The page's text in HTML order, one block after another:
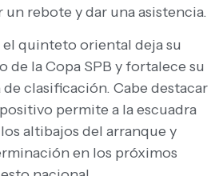
un rebote y dar una asistencia.
el quinteto oriental deja su
de la Copa SPB y fortalece su
clasificación. Cabe destacar
permite a la escuadra
altibajos del arranque y
en los próximos